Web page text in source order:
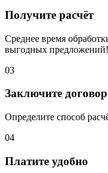
Получите расчёт
Среднее время
выгодных предложений!
03
Заключите договор
Определите способ
04
Платите удобно